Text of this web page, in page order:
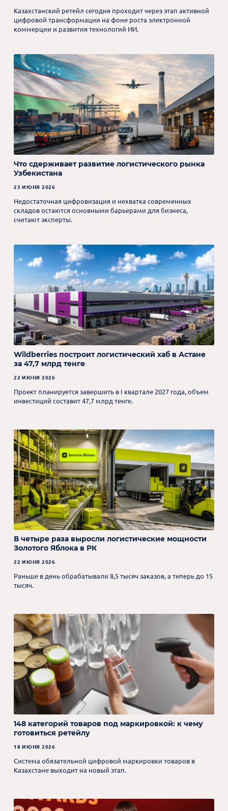
Казахстанский ретейл сегодня проходит через этап активной
цифровой трансформации на фоне роста электронной
коммерции и развития технологий ИИ.
Что сдерживает развитие логистического рынка
Узбекистана
23 ИЮНЯ 2026
Недостаточная цифровизация и нехватка современных
складов остаются основными барьерами для бизнеса,
считают эксперты.
Wildberries построит логистический хаб в Астане
за 47,7 млрд тенге
22 ИЮНЯ 2026
Проект планируется завершить в I квартале 2027 года, объем
инвестиций составит 47,7 млрд тенге.
В четыре раза выросли логистические мощности
Золотого Яблока в РК
22 ИЮНЯ 2026
Раньше в день обрабатывали 8,5 тысяч заказов, а теперь до 15
тысяч.
148 категорий товаров под маркировкой: к чему
готовиться ретейлу
18 ИЮНЯ 2026
Система обязательной цифровой маркировки товаров в
Казахстане выходит на новый этап.